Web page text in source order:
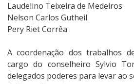
Laudelino Teixeira de Medeiros
Nelson Carlos Gutheil
Pery Riet Corrêa
A coordenação dos trabalhos
cargo do conselheiro Sylvio
delegados poderes para levar ao